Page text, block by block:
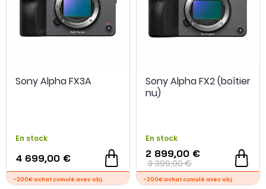
OCCASION - 100 €
Sony Alpha FX3A
En stock
4 699,00 €
Sony Alpha FX2 (boîtier
nu)
En stock
2 899,00 €
3 399,00 €